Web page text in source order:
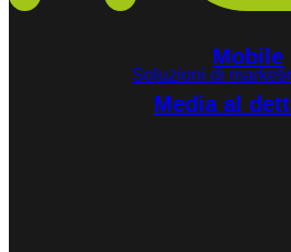
Mobile
Soluzioni di
Media al